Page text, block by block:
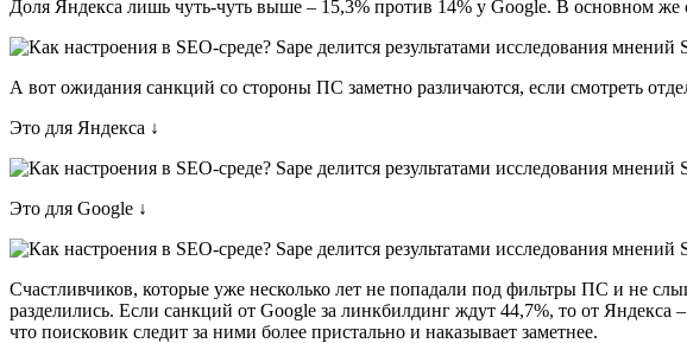
Доля Яндекса лишь чуть-чуть выше – 15,3% против 14% у Google. В основном
А вот ожидания санкций со стороны ПС заметно различаются, если смотреть
Это для Яндекса ↓
Это для Google ↓
Счастливчиков, которые уже несколько лет не попадали под фильтры ПС и не
разделились. Если санкций от Google за линкбилдинг ждут 44,7%, то от
что поисковик следит за ними более пристально и наказывает заметнее.